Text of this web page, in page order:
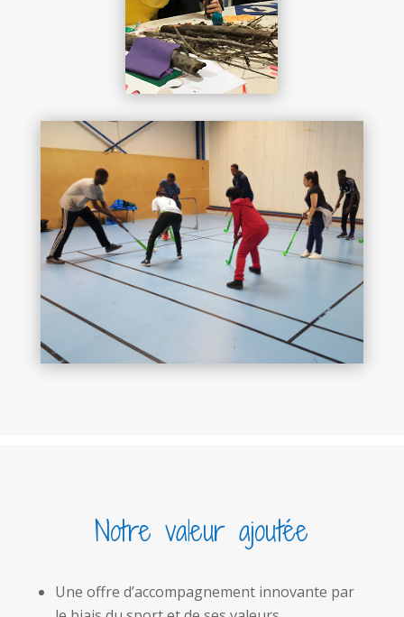
Notre valeur ajoutée
Une offre d’accompagnement innovante par